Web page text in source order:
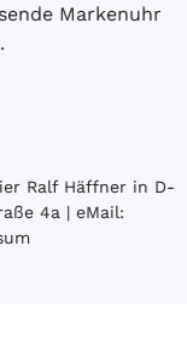
Markenuhr
Ralf Häffner in D-
4a | eMail: